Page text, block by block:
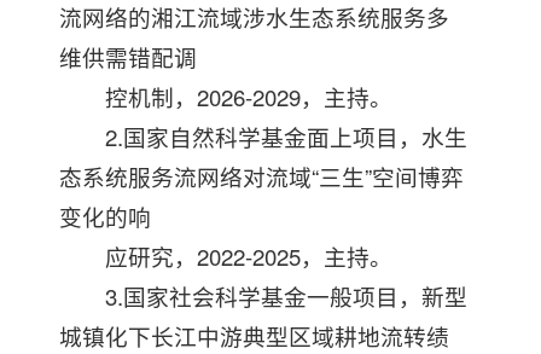
流网络的湘江流域涉水生态系统服务多
维供需错配调
控机制，2026-2029，主持。
2.国家自然科学基金面上项目，水生
态系统服务流网络对流域“三生”空间博弈
变化的响
应研究，2022-2025，主持。
3.国家社会科学基金一般项目，新型
城镇化下长江中游典型区域耕地流转绩